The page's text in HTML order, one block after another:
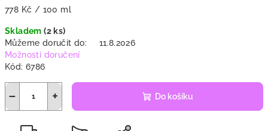
Měrná
778 Kč / 100 ml
Skladem(2 ks)
Můžeme doručit do:
11.8.2026
Možnosti doručení
Kód: 6786
+
− Do košíku